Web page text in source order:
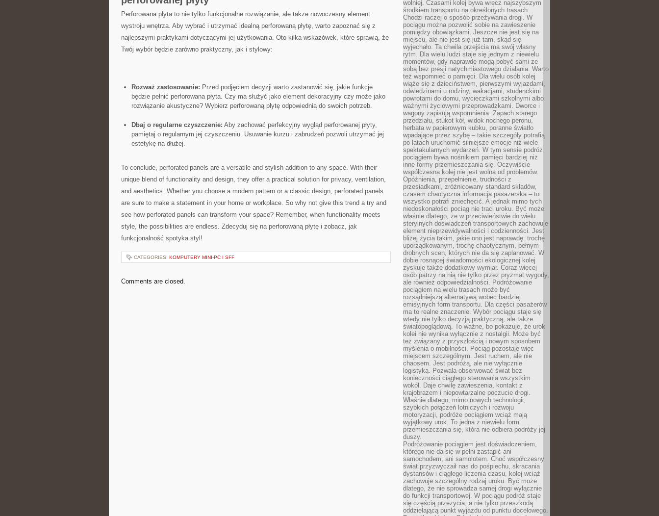
Perforowana płyta to⁤ nie tylko funkcjonalne rozwiązanie, ale także nowoczesny element
wystroju⁢ wnętrza. Aby wybrać i utrzymać idealną perforowaną płytę, warto zapoznać​ się z
najlepszymi praktykami dotyczącymi jej użytkowania. ⁣Oto ‌kilka wskazówek, które sprawią, że
Twój wybór będzie ⁤zarówno praktyczny, jak i stylowy:
Rozważ‍ zastosowanie: Przed podjęciem decyzji ‍warto zastanowić się, jakie funkcje
będzie pełnić perforowana ‍płyta. Czy ma służyć jako element ⁤dekoracyjny czy może⁢ jako
rozwiązanie akustyczne? Wybierz perforowaną płytę odpowiednią do swoich potrzeb.
Dbaj ‌o regularne czyszczenie: Aby⁣ zachować perfekcyjny wygląd perforowanej ‍płyty,
pamiętaj‍ o regularnym jej czyszczeniu. Usuwanie kurzu i zabrudzeń pozwoli‍ utrzymać jej⁤
estetykę na dłużej.
To conclude, perforated panels ​are‌ a versatile and stylish addition to any space. With their
unique blend of functionality and design, they offer a practical solution ​for privacy, ventilation,
and aesthetics. Whether you ⁣choose a modern pattern or ⁢a ​classic design, ⁣perforated panels
are sure to⁤ make a statement in⁣ your home or workplace. So why not give this trend a try and​
see how‍ perforated panels can transform your⁢ space? Remember, when functionality meets
style, ‌the possibilities are ‍endless. Zdecyduj się na perforowaną płytę i zobacz, jak⁣
funkcjonalność spotyka styl!
CATEGORIES: KOMPUTERY MINI-PC I SFF
Comments are closed.
wolniej. Czasami kolej bywa wręcz najszybszym
środkiem transportu na określonych trasach.
Chodzi raczej o sposób przeżywania drogi. W
pociągu można pozwolić sobie na zawieszenie
pomiędzy obowiązkami. Jeszcze nie jest się na
miejscu, ale nie jest się już tam, skąd się
wyjechało. Ta chwila przejścia ma swój własny
rytm. Dla wielu ludzi staje się jednym z niewielu
momentów, gdy naprawdę mogą pobyć sami ze
sobą bez presji natychmiastowego działania. Warto
też wspomnieć o pamięci. Dla wielu osób kolej
wiąże się z dzieciństwem, pierwszymi wyjazdami,
odwiedzinami u rodziny, wakacjami, studenckimi
powrotami do domu, wycieczkami szkolnymi albo
ważnymi życiowymi przeprowadzkami. Dworce i
wagony zapisują wspomnienia. Zapach starego
przedziału, stukot kół, widok nocnego peronu,
herbata w papierowym kubku, poranne światło
wpadające przez szybę – takie szczegóły potrafią
po latach uruchomić silniejsze emocje niż wiele
spektakularnych wydarzeń. W tym sensie podróż
pociągiem bywa nośnikiem pamięci bardziej niż
inne formy przemieszczania się. Oczywiście
współczesna kolej nie jest wolna od problemów.
Opóźnienia, przepełnienie, trudności z
przesiadkami, zróżnicowany standard składów,
czasem chaotyczna informacja pasażerska – to
wszystko potrafi zniechęcić. A jednak mimo tych
niedoskonałości pociąg nie traci uroku. Być może
właśnie dlatego, że w przeciwieństwie do wielu
sterylnych doświadczeń transportowych zachowuje
element nieprzewidywalności i codzienności. Jest
bliżej życia takim, jakie ono jest naprawdę: trochę
uporządkowanym, trochę chaotycznym, pełnym
drobnych scen, których nie da się zaplanować. W
dobie rosnącej świadomości ekologicznej kolej
zyskuje także dodatkowy wymiar. Coraz więcej
osób patrzy na nią nie tylko przez pryzmat wygody,
ale również odpowiedzialności. Podróżowanie
pociągiem na wielu trasach może być
rozsądniejszą alternatywą wobec bardziej
emisyjnych form transportu. Dla części pasażerów
ma to realne znaczenie. Wybór pociągu staje się
wtedy nie tylko decyzją praktyczną, ale także
światopoglądową. To ważne, bo pokazuje, że urok
kolei nie wynika wyłącznie z nostalgii. Może być
też związany z przyszłością i nowym sposobem
myślenia o mobilności. Pociąg pozostaje więc
miejscem szczególnym. Jest ruchem, ale nie
chaosem. Jest podróżą, ale nie wyłącznie
logistyką. Pozwala obserwować świat bez
konieczności ciągłego sterowania wszystkim
wokół. Daje chwilę zawieszenia, kontakt z
krajobrazem i niepowtarzalne poczucie drogi.
Właśnie dlatego, mimo nowych technologii,
szybkich połączeń lotniczych i rozwoju
motoryzacji, podróże pociągiem wciąż mają
wyjątkowy urok. To jedna z niewielu form
przemieszczania się, która nie odbiera podróży jej
duszy.
Podróżowanie pociągiem jest doświadczeniem,
którego nie da się w pełni zastąpić ani
samochodem, ani samolotem. Choć współczesny
świat przyzwyczaił nas do pośpiechu, skracania
dystansów i ciągłego liczenia czasu, kolej wciąż
zachowuje szczególny rodzaj uroku. Być może
dlatego, że nie sprowadza samej drogi wyłącznie
do funkcji transportowej. W pociągu podróż staje
się częścią przeżycia, a nie tylko przeszkodą
oddzielającą punkt wyjazdu od punktu docelowego.